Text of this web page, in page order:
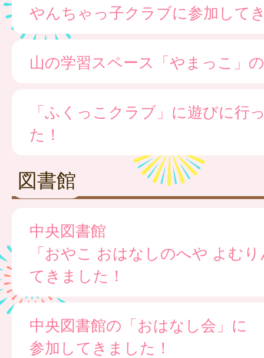
やんちゃっ子クラブに参加して
山の学習スペース「やまっこ」
「ふくっこクラブ」に遊びに行
た！
図書館
中央図書館
「おやこ おはなしのへや よむ
てきました！
中央図書館の「おはなし会」に
参加してきました！